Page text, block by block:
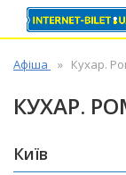
Афіша Кухар.
КУХАР.
Київ